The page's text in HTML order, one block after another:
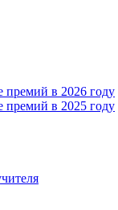
премий в 2026 году
премий в 2025 году